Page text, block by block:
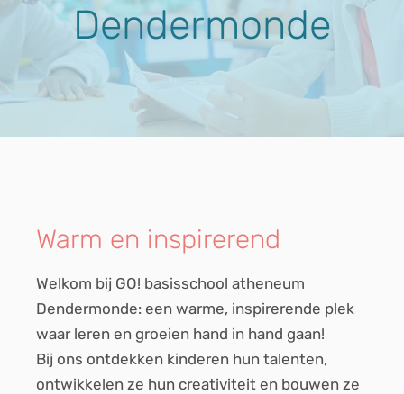
Dendermonde
Warm en inspirerend
Welkom bij GO! basisschool atheneum
Dendermonde: een warme, inspirerende plek
waar leren en groeien hand in hand gaan!
Bij ons ontdekken kinderen hun talenten,
ontwikkelen ze hun creativiteit en bouwen ze